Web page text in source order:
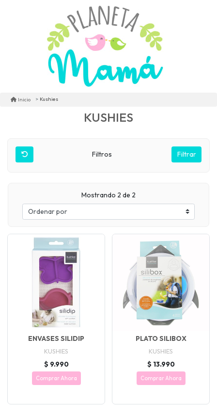
Inicio Kushies
KUSHIES
Filtros Filtrar
Mostrando 2 de 2
ENVASES SILIDIP
KUSHIES
$ 9.990
Comprar Ahora
PLATO SILIBOX
KUSHIES
$ 13.990
Comprar Ahora